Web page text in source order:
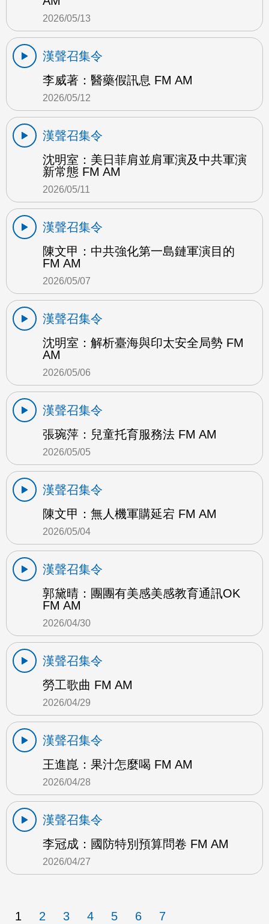
2026/05/13
漢聲召集令
李威著：醫藥假訊息 FM AM
2026/05/12
漢聲召集令
沈明室：美日菲肩並肩軍演及中共軍演
新常態 FM AM
2026/05/11
漢聲召集令
陳文甲：中共強化第一島鏈軍演目的
FM AM
2026/05/07
漢聲召集令
沈明室：解析臺海與印太安全局勢 FM
AM
2026/05/06
漢聲召集令
張琬萍：兒童托育服務法 FM AM
2026/05/05
漢聲召集令
陳文甲：無人機軍購延宕 FM AM
2026/05/04
漢聲召集令
郭黛晴：團團有美感美感教育通訊OK
FM AM
2026/04/30
漢聲召集令
勞工歌曲 FM AM
2026/04/29
漢聲召集令
王進崑：果汁怎麼喝 FM AM
2026/04/28
漢聲召集令
李冠成：國防特別預算問卷 FM AM
2026/04/27
1 2 3 4 5 6 7